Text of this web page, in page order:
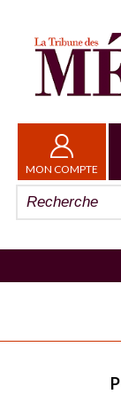
MON COMPTE